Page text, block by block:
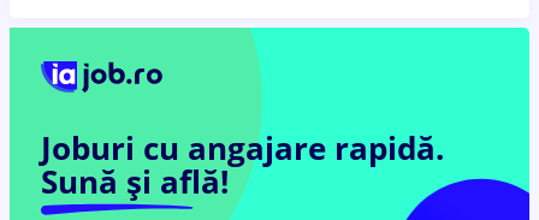
Joburi cu angajare rapidă.
Sună și află!